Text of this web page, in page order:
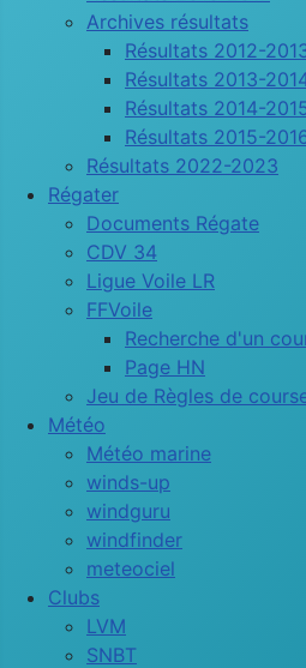
Archives résultats
Résultats 2012-
Résultats 2013-
Résultats 2014-
Résultats 2015-
Résultats 2022-2023
Régater
Documents Régate
CDV 34
Ligue Voile LR
FFVoile
Recherche d'un
Page HN
Jeu de Règles de
Météo
Météo marine
winds-up
windguru
windfinder
meteociel
Clubs
LVM
SNBT